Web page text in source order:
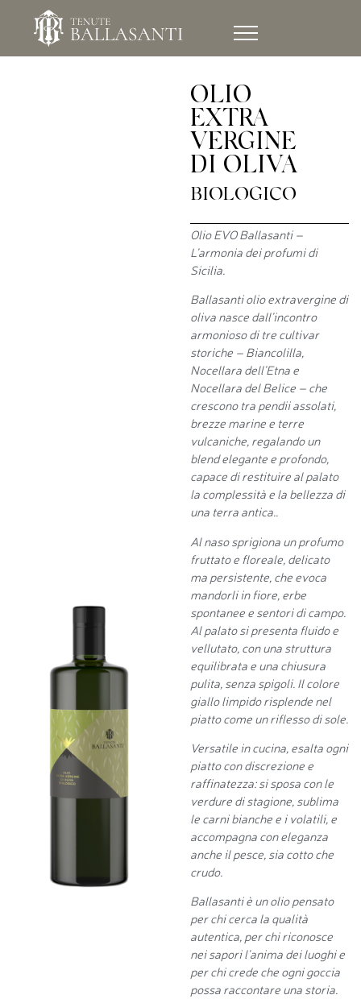
OLIO
EXTRA
VERGINE
DI OLIVA
BIOLOGICO
Olio EVO Ballasanti –
L’armonia dei profumi di
Sicilia.
Ballasanti olio extravergine di
oliva nasce dall’incontro
armonioso di tre cultivar
storiche – Biancolilla,
Nocellara dell’Etna e
Nocellara del Belice – che
crescono tra pendii assolati,
brezze marine e terre
vulcaniche, regalando un
blend elegante e profondo,
capace di restituire al palato
la complessità e la bellezza di
una terra antica..
Al naso sprigiona un profumo
fruttato e floreale, delicato
ma persistente, che evoca
mandorli in fiore, erbe
spontanee e sentori di campo.
Al palato si presenta fluido e
vellutato, con una struttura
equilibrata e una chiusura
pulita, senza spigoli. Il colore
giallo limpido risplende nel
piatto come un riflesso di sole.
Versatile in cucina, esalta ogni
piatto con discrezione e
raffinatezza: si sposa con le
verdure di stagione, sublima
le carni bianche e i volatili, e
accompagna con eleganza
anche il pesce, sia cotto che
crudo.
Ballasanti è un olio pensato
per chi cerca la qualità
autentica, per chi riconosce
nei sapori l’anima dei luoghi e
per chi crede che ogni goccia
possa raccontare una storia.